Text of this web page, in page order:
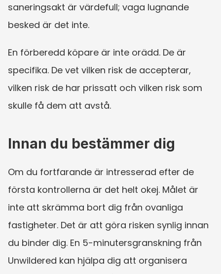
saneringsakt är värdefull; vaga lugnande
besked är det inte.
En förberedd köpare är inte orädd. De är
specifika. De vet vilken risk de accepterar,
vilken risk de har prissatt och vilken risk som
skulle få dem att avstå.
Innan du bestämmer dig
Om du fortfarande är intresserad efter de
första kontrollerna är det helt okej. Målet är
inte att skrämma bort dig från ovanliga
fastigheter. Det är att göra risken synlig innan
du binder dig. En 5-minutersgranskning från
Unwildered kan hjälpa dig att organisera